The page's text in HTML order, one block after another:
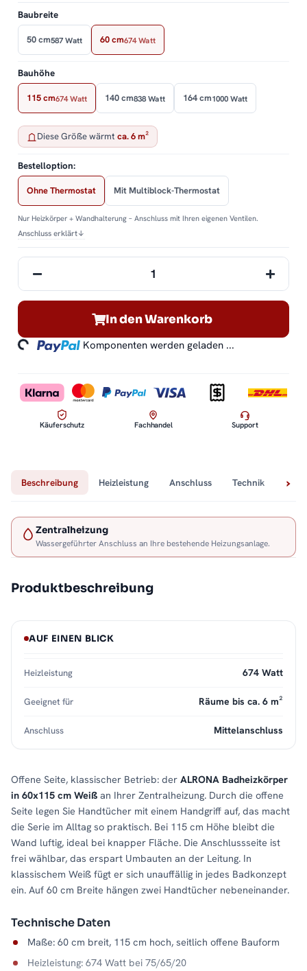
Baubreite
50 cm587 Watt 60 cm674 Watt
Bauhöhe
115 cm674 Watt 140 cm838 Watt 164 cm1000 Watt
Diese Größe wärmt ca. 6 m²
Bestelloption:
Ohne Thermostat Mit Multiblock-Thermostat
Nur Heizkörper + Wandhalterung – Anschluss mit Ihren eigenen Ventilen.
Anschluss erklärt↓
In den Warenkorb
Komponenten werden geladen ...
Käuferschutz Fachhandel Support
Beschreibung Heizleistung Anschluss Technik
Zentralheizung
Wassergeführter Anschluss an Ihre bestehende Heizungsanlage.
Produktbeschreibung
Offene Seite, klassischer Betrieb: der ALRONA Badheizkörper
in 60x115 cm Weiß an Ihrer Zentralheizung. Durch die offene
Seite legen Sie Handtücher mit einem Handgriff auf, das macht
die Serie im Alltag so praktisch. Bei 115 cm Höhe bleibt die
Wand luftig, ideal bei knapper Fläche. Die Anschlussseite ist
frei wählbar, das erspart Umbauten an der Leitung. In
klassischem Weiß fügt er sich unauffällig in jedes Badkonzept
ein. Auf 60 cm Breite hängen zwei Handtücher nebeneinander.
Technische Daten
Maße: 60 cm breit, 115 cm hoch, seitlich offene Bauform
Heizleistung: 674 Watt bei 75/65/20
AUF EINEN BLICK
Heizleistung 674 Watt
Geeignet für Räume bis ca. 6 m²
Anschluss Mittelanschluss